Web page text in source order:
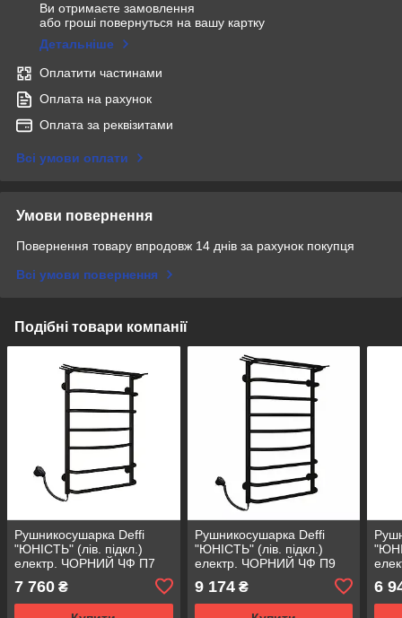
Ви отримаєте замовлення
або гроші повернуться на вашу картку
Детальніше
Оплатити частинами
Оплата на рахунок
Оплата за реквізитами
Всі умови оплати
Умови повернення
Повернення товару впродовж 14 днів за рахунок покупця
Всі умови повернення
Подібні товари компанії
Рушникосушарка Deffi
"ЮНІСТЬ" (лів. підкл.)
електр. ЧОРНИЙ ЧФ П7
7 760 ₴
Рушникосушарка Deffi
"ЮНІСТЬ" (лів. підкл.)
електр. ЧОРНИЙ ЧФ П9
9 174₴ 6